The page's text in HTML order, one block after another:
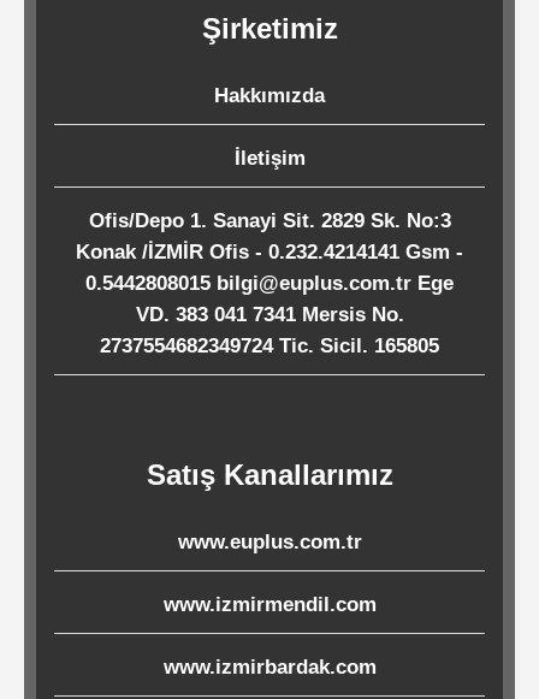
Temizlik
Köpük
Kaseler
Tabaklar
Ürünleri
Melamin
Şirketimiz
Hakkımızda
İletişim
Ofis/Depo 1. Sanayi Sit. 2829 Sk. No:3
Konak /İZMİR Ofis - 0.232.4214141 Gsm -
0.5442808015 bilgi@euplus.com.tr Ege
VD. 383 041 7341 Mersis No.
2737554682349724 Tic. Sicil. 165805
Satış Kanallarımız
www.euplus.com.tr
www.izmirmendil.com
www.izmirbardak.com